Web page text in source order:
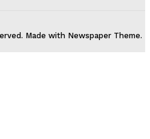
Made with Newspaper Theme.